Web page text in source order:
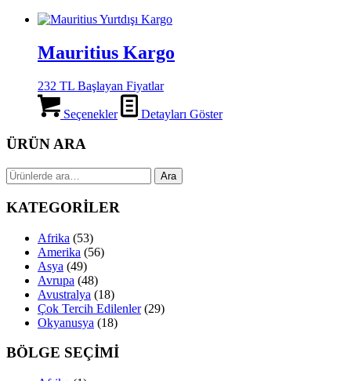
Mauritius Kargo
232 TL Başlayan Fiyatlar
Seçenekler Detayları Göster
ÜRÜN ARA
Ara: Ara
KATEGORİLER
Afrika (53)
Amerika (56)
Asya (49)
Avrupa (48)
Avustralya (18)
Çok Tercih Edilenler (29)
Okyanusya (18)
BÖLGE SEÇİMİ